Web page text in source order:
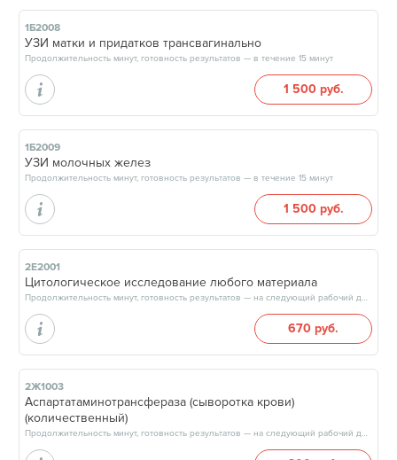
1Б2008
УЗИ матки и придатков трансвагинально
Продолжительность минут, готовность результатов — в течение 15 минут
1 500 руб.
1Б2009
УЗИ молочных желез
Продолжительность минут, готовность результатов — в течение 15 минут
1 500 руб.
2Е2001
Цитологическое исследование любого материала
Продолжительность минут, готовность результатов — на следующий рабочий день, после 18:00
670 руб.
2Ж1003
Аспартатаминотрансфераза (сыворотка крови)
(количественный)
Продолжительность минут, готовность результатов — на следующий рабочий день, после 15:00